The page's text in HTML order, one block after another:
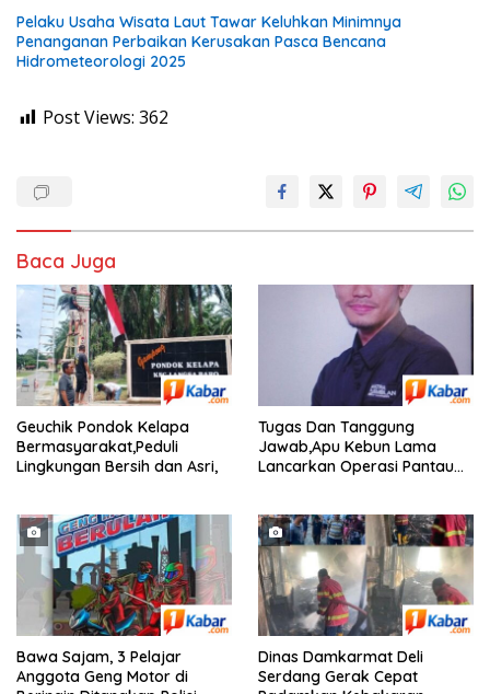
Pelaku Usaha Wisata Laut Tawar Keluhkan Minimnya
Penanganan Perbaikan Kerusakan Pasca Bencana
Hidrometeorologi 2025
Post Views: 362
Baca Juga
Geuchik Pondok Kelapa
Bermasyarakat,Peduli
Lingkungan Bersih dan Asri,
Tugas Dan Tanggung
Jawab,Apu Kebun Lama
Lancarkan Operasi Pantau
Bawa Sajam, 3 Pelajar
Anggota Geng Motor di
Dinas Damkarmat Deli
Serdang Gerak Cepat